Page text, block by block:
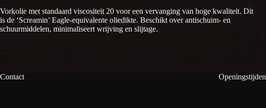
Vorkolie met standaard viscositeit 20 voor een vervanging van hoge kwaliteit. Dit
is de ‘Screamin’ Eagle-equivalente oliedikte. Beschikt over antischuim- en
schuurmiddelen, minimaliseert wrijving en slijtage.
Contact Openingstijden